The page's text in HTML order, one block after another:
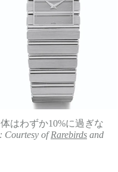
はわずか10%に過ぎな
Courtesy ofRarebirds and